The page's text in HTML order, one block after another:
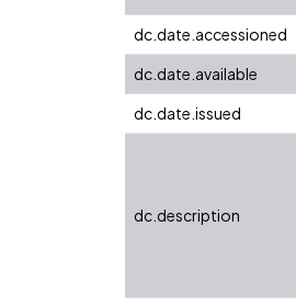
dc.date.accessioned
dc.date.available
dc.date.issued
dc.description